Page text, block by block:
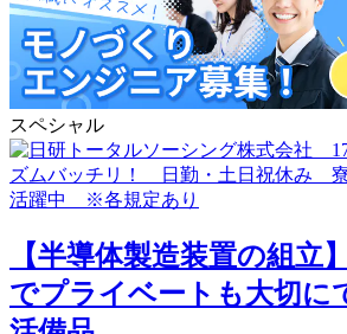
スペシャル
【半導体製造装置の組立
でプライベートも大切